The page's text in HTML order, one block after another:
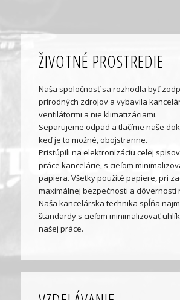
ŽIVOTNÉ PROSTREDIE
Naša spoločnosť sa rozhodla byť
prírodných zdrojov a vybavila
ventilátormi a nie klimatizáciami.
Separujeme odpad a tlačíme naše
keď je to možné, obojstranne.
Pristúpili na elektronizáciu celej
práce kancelárie, s cieľom
papiera. Všetky použité papiere, pri
maximálnej bezpečnosti a dôvernosti
Naša kancelárska technika spĺňa
štandardy s cieľom minimalizovať
našej práce.